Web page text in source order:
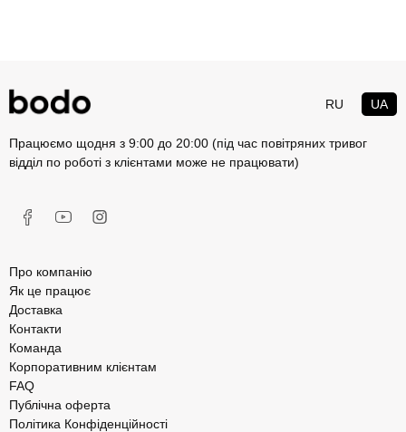
RU UA
Працюємо щодня з 9:00 до 20:00 (під час повітряних тривог
відділ по роботі з клієнтами може не працювати)
Про компанію
Як це працює
Доставка
Контакти
Команда
Корпоративним клієнтам
FAQ
Публічна оферта
Політика Конфіденційності